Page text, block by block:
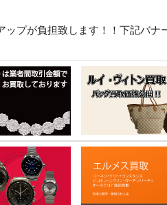
プが負担致します！！下記バナ